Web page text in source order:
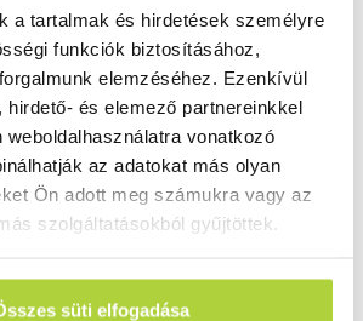
a tartalmak és hirdetések személyre
funkciók biztosításához,
elemzéséhez. Ezenkívül
hirdető- és elemező partnereinkkel
weboldalhasználatra vonatkozó
az adatokat más olyan
Ön adott meg számukra vagy az
szolgáltatásokból gyűjtöttek.
süti elfogadása
Természetesen ez attól függ, mit
funkciónális tárgyat, mint például egy
a szék lábait hozzárögzítsük az
ha egy olyan erős és hajlékony
mint amilyen a nejlon.
kérdés:
fogjuk használni
vagy eldobható.